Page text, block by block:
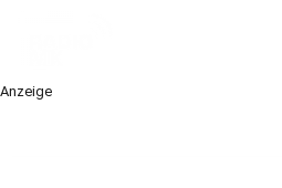
Anzeige